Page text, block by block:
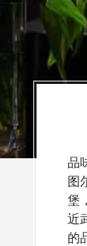
品
图
堡
近
的